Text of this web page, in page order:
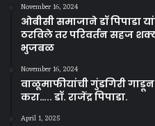
November 16, 2024
ओबीसी समाजाने डॉ पिपाडा
ठरविले तर परिवर्तन सहज
भुजबळ
November 16, 2024
वाळूमाफीयांची गुंडगिरी
करा….. डॉ. राजेंद्र पिपाडा.
April 1, 2025